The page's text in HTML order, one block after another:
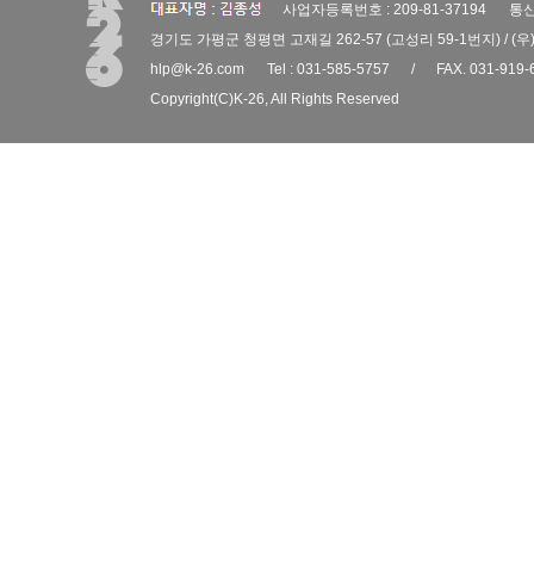
사업자등록번호 : 209-81-37194
통
경기도 가평군 청평면 고재길 262-57 (고성리 59-1번지) / (
hlp@k-26.com
Tel : 031-585-5757 /
FAX. 031-919-
Copyright(C)K-26, All Rights Reserved